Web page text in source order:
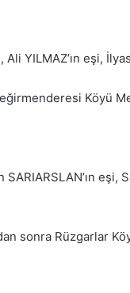
YILMAZ’ın eşi,
Köyü
eşi,
sonra Rüzgarlar